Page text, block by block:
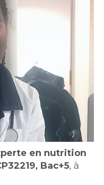
en nutrition
Bac+5, à